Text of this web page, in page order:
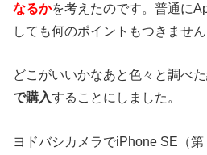
なるかを考えたのです。普通に
しても何のポイントもつきません
どこがいいかなあと色々と調べた
で購入することにしました。
ヨドバシカメラでiPhone SE（